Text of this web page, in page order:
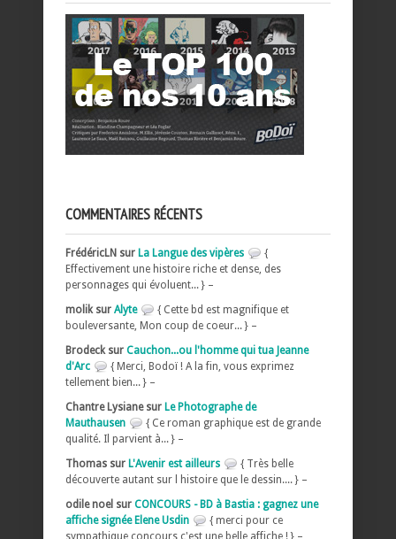
COMMENTAIRES RÉCENTS
FrédéricLN sur La Langue des vipères
{
Effectivement une histoire riche et dense, des
personnages qui évoluent... } –
molik sur Alyte
{ Cette bd est magnifique et
bouleversante, Mon coup de coeur... } –
Brodeck sur Cauchon...ou l'homme qui tua Jeanne
d'Arc
{ Merci, Bodoï ! A la fin, vous exprimez
tellement bien... } –
Chantre Lysiane sur Le Photographe de
Mauthausen
{ Ce roman graphique est de grande
qualité. Il parvient à... } –
Thomas sur L'Avenir est ailleurs
{ Très belle
découverte autant sur l histoire que le dessin.... } –
odile noel sur CONCOURS - BD à Bastia : gagnez une
affiche signée Elene Usdin
{ merci pour ce
sympathique concours c'est une belle affiche ! } –